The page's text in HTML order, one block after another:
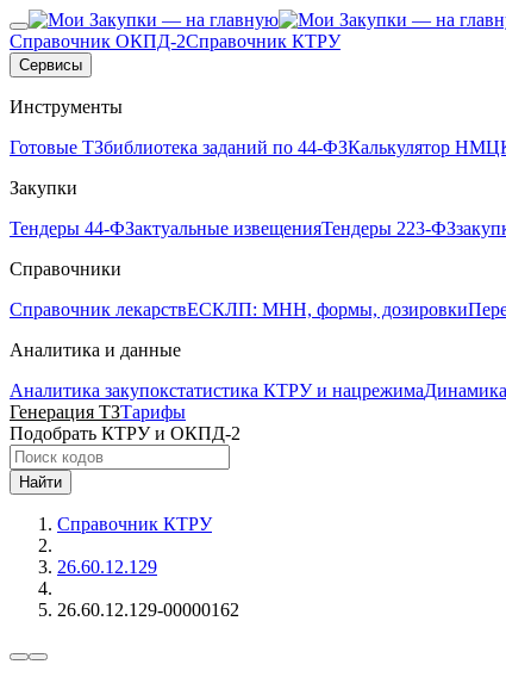
Справочник ОКПД-2Справочник КТРУ
Сервисы
Инструменты
Готовые ТЗбиблиотека заданий по 44-ФЗКалькулятор
Закупки
Тендеры 44-ФЗактуальные извещенияТендеры 223-ФЗ
Справочники
Справочник лекарствЕСКЛП: МНН, формы, дозировки
Аналитика и данные
Аналитика закупокстатистика КТРУ и нацрежима
Генерация ТЗТарифы
Подобрать КТРУ и ОКПД-2
Найти
Справочник КТРУ
26.60.12.129
26.60.12.129-00000162